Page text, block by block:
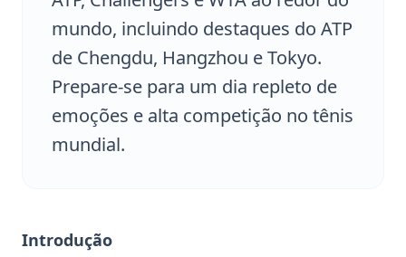
mundo, incluindo destaques do ATP
de Chengdu, Hangzhou e Tokyo.
Prepare-se para um dia repleto de
emoções e alta competição no tênis
mundial.
Introdução